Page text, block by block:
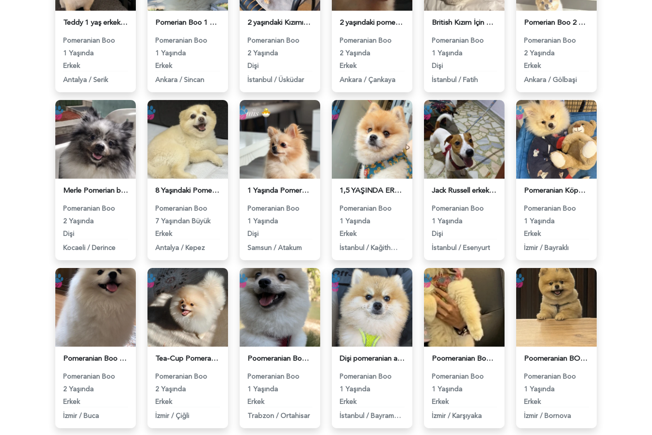
Teddy 1 yaş erkek - 118984673
Pomeranian Boo
1 Yaşında
Erkek
Antalya / Serik
Pomerian Boo 1 Yaşında Eş Arıyor - 118984665
Pomeranian Boo
1 Yaşında
Erkek
Ankara / Sincan
2 yaşındaki Kızımıza acil damat adayı arıyoruz - 118984608
Pomeranian Boo
2 Yaşında
Dişi
İstanbul / Üsküdar
2 yaşındaki pomerinan oğluma eş arıyoruz - 118984492
Pomeranian Boo
2 Yaşında
Erkek
Ankara / Çankaya
British Kızım İçin Eş Arıyorum - 118984411
Pomeranian Boo
1 Yaşında
Dişi
İstanbul / Fatih
Pomerian Boo 2 Yaşında Köpeğime Eş Arıyorum - 118984400
Pomeranian Boo
2 Yaşında
Erkek
Ankara / Gölbaşi
Merle Pomerian boo 2 Yaşında Eş Arıyor - 118984377
Pomeranian Boo
2 Yaşında
Dişi
Kocaeli / Derince
8 Yaşındaki Pomeranian Oğlumuza Eş Arıyoruz - 118984354
Pomeranian Boo
7 Yaşından Büyük
Erkek
Antalya / Kepez
1 Yaşında Pomeranian Boo Köpeğim Eş Arıyor - 118984346
Pomeranian Boo
1 Yaşında
Dişi
Samsun / Atakum
1,5 YAŞINDA ERKEK BENZER SURAT EŞ ARIYORUZ - 118984329
Pomeranian Boo
1 Yaşında
Erkek
İstanbul / Kağithane
Jack Russell erkek 2.5 yaşında dişi arıyoruz - 118984320
Pomeranian Boo
1 Yaşında
Dişi
İstanbul / Esenyurt
Pomeranian Köpeğimiz için Eş arıyoruz - 118984274
Pomeranian Boo
1 Yaşında
Erkek
İzmir / Bayraklı
Pomeranian Boo Leo'ya Eş Arıyorum - 118984191
Pomeranian Boo
2 Yaşında
Erkek
İzmir / Buca
Tea-Cup Pomeranian (Boo) Erkek Köpeğim İçin Uygun Dişi Eş Aranıyor! - 118984139
Pomeranian Boo
2 Yaşında
Erkek
İzmir / Çiğli
Poomeranian Boo 1 Yaşında Erkek Köpeğim Eş Arıyor - 118984099
Pomeranian Boo
1 Yaşında
Erkek
Trabzon / Ortahisar
Dişi pomeranian aranıyor ciflestirmek için 3 kg - 118984387
Pomeranian Boo
1 Yaşında
Erkek
İstanbul / Bayrampaşa
Poomeranian Boo 1 Yaşında Köpeğim Eş Arıyor - 118984093
Pomeranian Boo
1 Yaşında
Erkek
İzmir / Karşıyaka
Poomeranian BOO Ayı surat dişi aramaktayız - 118984094
Pomeranian Boo
1 Yaşında
Erkek
İzmir / Bornova